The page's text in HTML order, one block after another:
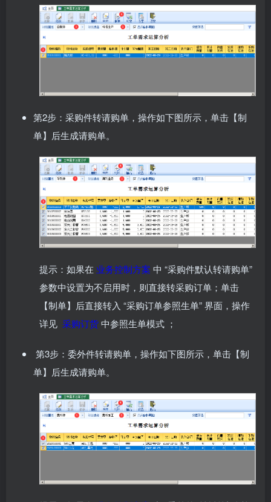
第2步：采购件转请购单，操作如下图所示，单击【制
单】后生成请购单。
提示：如果在 业务控制方案 中 “采购件默认转请购单”
参数中设置为不启用时，则直接转采购订单；单击
【制单】后直接转入 “采购订单参照生单” 界面，操作
详见 采购订货中参照生单模式 ；
第3步：委外件转请购单，操作如下图所示，单击【制
单】后生成请购单。